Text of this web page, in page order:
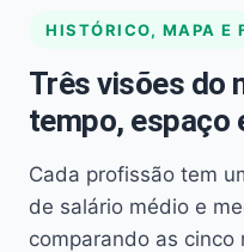
HISTÓRICO, MAPA E
Três visões do
tempo, espaço
Cada profissão tem
de salário médio e
comparando as cinco